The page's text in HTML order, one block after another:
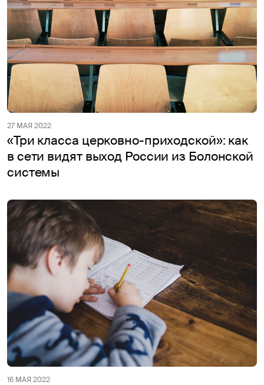
27 МАЯ 2022
«Три класса церковно-приходской»: как
в сети видят выход России из Болонской
системы
16 МАЯ 2022